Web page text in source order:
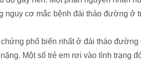
nguy cơ mắc bệnh đái tháo đường ở
phổ biến nhất ở đái tháo
Một số trẻ em rơi vào tình trạng